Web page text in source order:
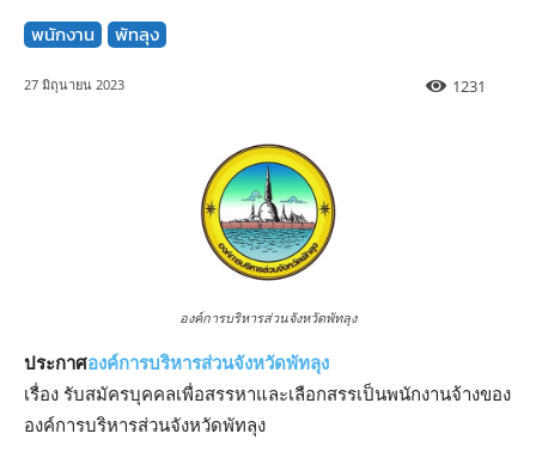
พนักงาน พัทลุง
27 มิถุนายน 2023 1231
องค์การบริหารส่วนจังหวัดพัทลุง
ประกาศองค์การบริหารส่วนจังหวัดพัทลุง
เรื่อง รับสมัครบุคคลเพื่อสรรหาและเลือกสรรเป็นพนักงานจ้างของ
องค์การบริหารส่วนจังหวัดพัทลุง